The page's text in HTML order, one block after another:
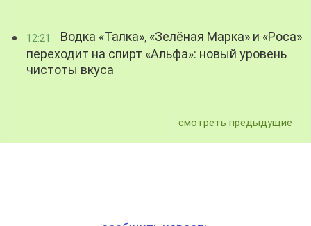
12:21
Водка «Талка», «Зелёная Марка» и «Роса»
переходит на спирт «Альфа»: новый уровень
чистоты вкуса
смотреть предыдущие